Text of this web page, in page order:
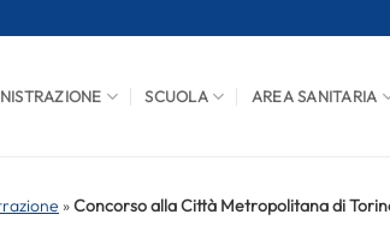
SCUOLA AREA SANITARIA
»Concorso alla Città Metropolitana di